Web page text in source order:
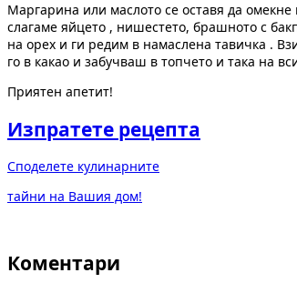
Маргарина или маслото се оставя да
слагаме яйцето , нишестето, брашното с
на орех и ги редим в намаслена тавичка .
го в какао и забучваш в топчето и така на
Приятен апетит!
Изпратете рецепта
Споделете кулинарните
тайни на Вашия дом!
Коментари